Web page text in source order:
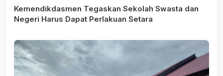
Kemendikdasmen Tegaskan Sekolah Swasta dan
Negeri Harus Dapat Perlakuan Setara